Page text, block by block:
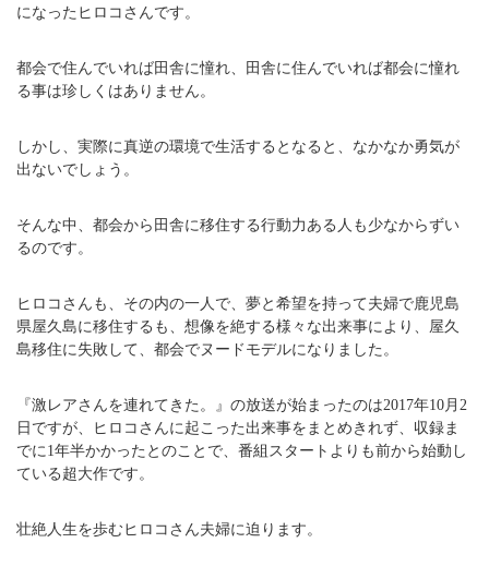
になったヒロコさんです。
都会で住んでいれば田舎に憧れ、田舎に住んでいれば都会に憧れ
る事は珍しくはありません。
しかし、実際に真逆の環境で生活するとなると、なかなか勇気が
出ないでしょう。
そんな中、都会から田舎に移住する行動力ある人も少なからずい
るのです。
ヒロコさんも、その内の一人で、夢と希望を持って夫婦で鹿児島
県屋久島に移住するも、想像を絶する様々な出来事により、屋久
島移住に失敗して、都会でヌードモデルになりました。
『激レアさんを連れてきた。』の放送が始まったのは2017年10月2
日ですが、ヒロコさんに起こった出来事をまとめきれず、収録ま
でに1年半かかったとのことで、番組スタートよりも前から始動し
ている超大作です。
壮絶人生を歩むヒロコさん夫婦に迫ります。